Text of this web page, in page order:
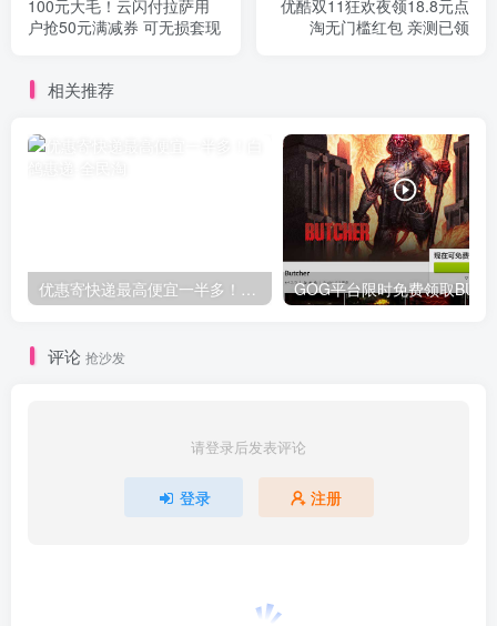
100元大毛！云闪付拉萨用
户抢50元满减券 可无损套现
优酷双11狂欢夜领18.8元点
淘无门槛红包 亲测已领
相关推荐
评论 抢沙发
请登录后发表评论
登录 注册